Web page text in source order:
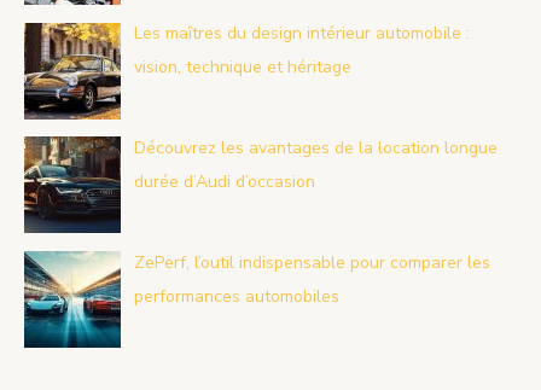
Les maîtres du design intérieur automobile :
vision, technique et héritage
Découvrez les avantages de la location longue
durée d’Audi d’occasion
ZePerf, l’outil indispensable pour comparer les
performances automobiles